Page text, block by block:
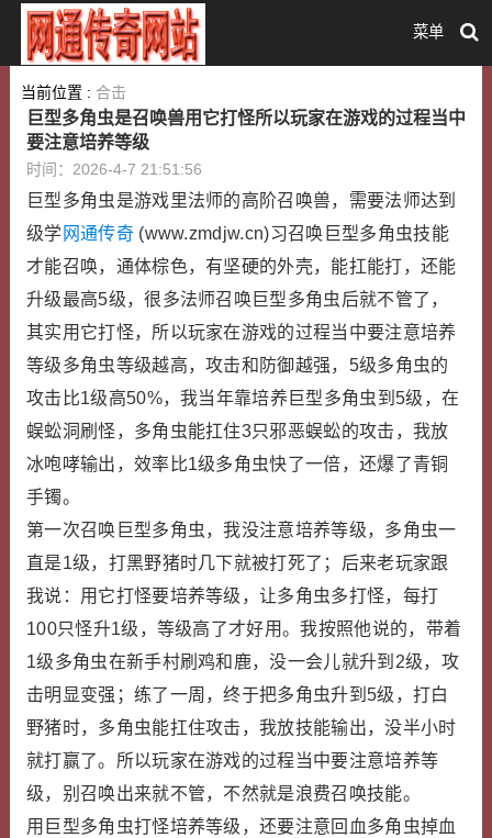
菜单
当前位置 : 合击
巨型多角虫是召唤兽用它打怪所以玩家在游戏的过程当中
要注意培养等级
时间：2026-4-7 21:51:56
巨型多角虫是游戏里法师的高阶召唤兽，需要法师达到
级学 网通传奇(www.zmdjw.cn)习召唤巨型多角虫技能
才能召唤，通体棕色，有坚硬的外壳，能扛能打，还能
升级最高5级，很多法师召唤巨型多角虫后就不管了，
其实用它打怪，所以玩家在游戏的过程当中要注意培养
等级多角虫等级越高，攻击和防御越强，5级多角虫的
攻击比1级高50%，我当年靠培养巨型多角虫到5级，在
蜈蚣洞刷怪，多角虫能扛住3只邪恶蜈蚣的攻击，我放
冰咆哮输出，效率比1级多角虫快了一倍，还爆了青铜
手镯。
第一次召唤巨型多角虫，我没注意培养等级，多角虫一
直是1级，打黑野猪时几下就被打死了；后来老玩家跟
我说：用它打怪要培养等级，让多角虫多打怪，每打
100只怪升1级，等级高了才好用。我按照他说的，带着
1级多角虫在新手村刷鸡和鹿，没一会儿就升到2级，攻
击明显变强；练了一周，终于把多角虫升到5级，打白
野猪时，多角虫能扛住攻击，我放技能输出，没半小时
就打赢了。所以玩家在游戏的过程当中要注意培养等
级，别召唤出来就不管，不然就是浪费召唤技能。
用巨型多角虫打怪培养等级，还要注意回血多角虫掉血